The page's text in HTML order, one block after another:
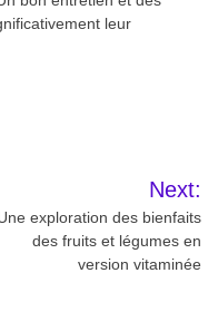
leur
Next:
exploration des bienfaits
des fruits et légumes en
version vitaminée